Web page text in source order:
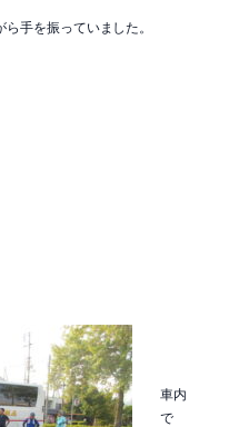
手を振っていました。
車内
で